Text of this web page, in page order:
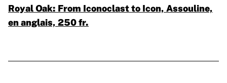
Royal Oak: From Iconoclast to Icon, Assouline,
en anglais, 250 fr.